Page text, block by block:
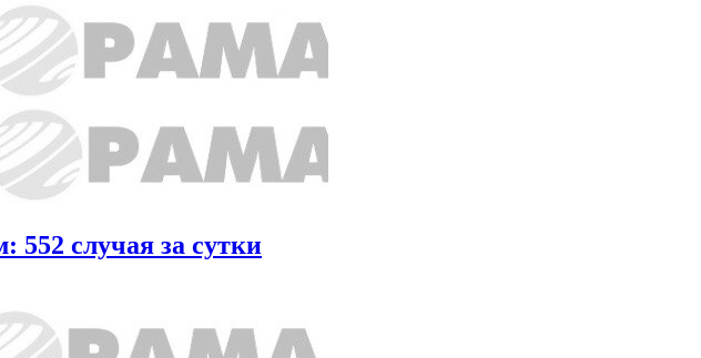
552 случая за сутки